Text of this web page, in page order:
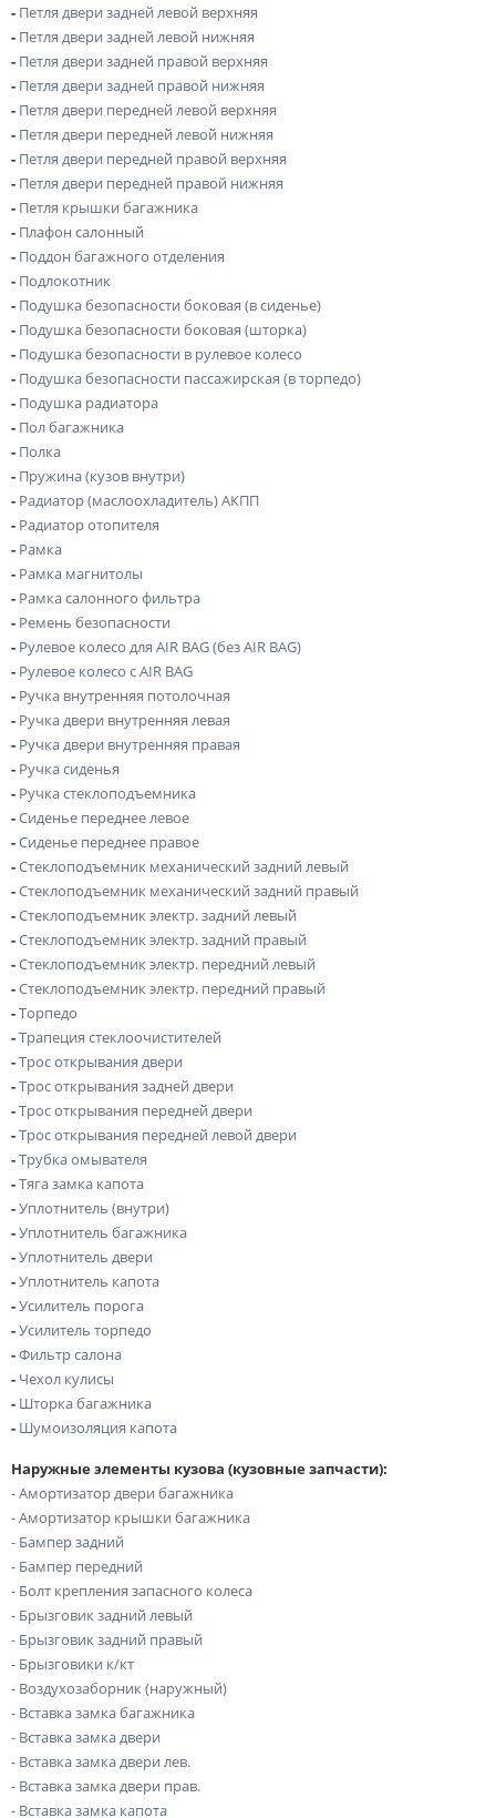
- Петля двери задней левой верхняя
- Петля двери задней левой нижняя
- Петля двери задней правой верхняя
- Петля двери задней правой нижняя
- Петля двери передней левой верхняя
- Петля двери передней левой нижняя
- Петля двери передней правой верхняя
- Петля двери передней правой нижняя
- Петля крышки багажника
- Плафон салонный
- Поддон багажного отделения
- Подлокотник
- Подушка безопасности боковая (в сиденье)
- Подушка безопасности боковая (шторка)
- Подушка безопасности в рулевое колесо
- Подушка безопасности пассажирская (в торпедо)
- Подушка радиатора
- Пол багажника
- Полка
- Пружина (кузов внутри)
- Радиатор (маслоохладитель) АКПП
- Радиатор отопителя
- Рамка
- Рамка магнитолы
- Рамка салонного фильтра
- Ремень безопасности
- Рулевое колесо для AIR BAG (без AIR BAG)
- Рулевое колесо с AIR BAG
- Ручка внутренняя потолочная
- Ручка двери внутренняя левая
- Ручка двери внутренняя правая
- Ручка сиденья
- Ручка стеклоподъемника
-Сиденье переднее левое
-Сиденье переднее правое
-Стеклоподъемник механический задний левый
-Стеклоподъемник механический задний правый
-Стеклоподъемник электр. задний левый
-Стеклоподъемник электр. задний правый
-Стеклоподъемник электр. передний левый
-Стеклоподъемник электр. передний правый
-Торпедо
-Трапеция стеклоочистителей
-Трос открывания двери
-Трос открывания задней двери
-Трос открывания передней двери
-Трос открывания передней левой двери
-Трубка омывателя
-Тяга замка капота
-Уплотнитель (внутри)
-Уплотнитель багажника
-Уплотнитель двери
-Уплотнитель капота
-Усилитель порога
-Усилитель торпедо
-Фильтр салона
- Чехол кулисы
- Шторка багажника
- Шумоизоляция капота
Наружные элементы кузова (кузовные запчасти):
- Амортизатор двери багажника
- Амортизатор крышки багажника
- Бампер задний
- Бампер передний
- Болт крепления запасного колеса
- Брызговик задний левый
- Брызговик задний правый
- Брызговики к/кт
- Воздухозаборник (наружный)
- Вставка замка багажника
- Вставка замка двери
- Вставка замка двери лев.
- Вставка замка двери прав.
- Вставка замка капота